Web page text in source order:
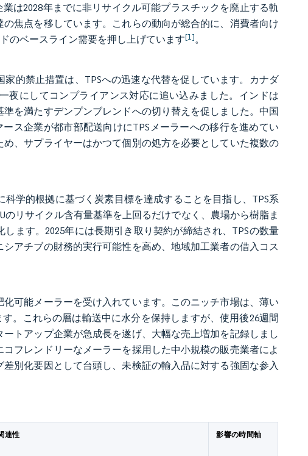
は2028年までに非リサイクル可能プラスチックを廃止する軌
焦点を移しています。これらの動向が総合的に、消費者向け
のベースライン需要を押し上げています[1]。
的禁止措置は、TPSへの迅速な代替を促しています。カナダ
夜にしてコンプライアンス対応に追い込みました。インドは
を満たすデンプンブレンドへの切り替えを促しました。中国
ス企業が都市部配送向けにTPSメーラーへの移行を進めてい
、サプライヤーはかつて個別の処方を必要としていた複数の
学的根拠に基づく炭素目標を達成することを目指し、TPS系
リサイクル含有量基準を上回るだけでなく、農場から樹脂ま
ます。2025年には長期引き取り契約が締結され、TPSの数量
アチブの財務的実行可能性を高め、地域加工業者の借入コス
可能メーラーを受け入れています。このニッチ市場は、薄い
。これらの層は輸送中に水分を保持しますが、使用後26週間
トアップ企業が急成長を遂げ、大幅な売上増加を記録しまし
フレンドリーなメーラーを採用した中小規模の販売業者によ
別化要因として台頭し、未検証の輸入品に対する強固な参入
連性 影響の時間軸